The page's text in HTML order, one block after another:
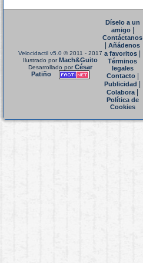
Velocidactil v5.0 © 2011 - 2017
Ilustrado porMach&Guito
Desarrollado porCésar
Patiño
Díselo a un
amigo|
Contáctanos
Añádenos
a favoritos
Términos
legales
Contacto|
Publicidad
Colabora|
Política de
Cookies